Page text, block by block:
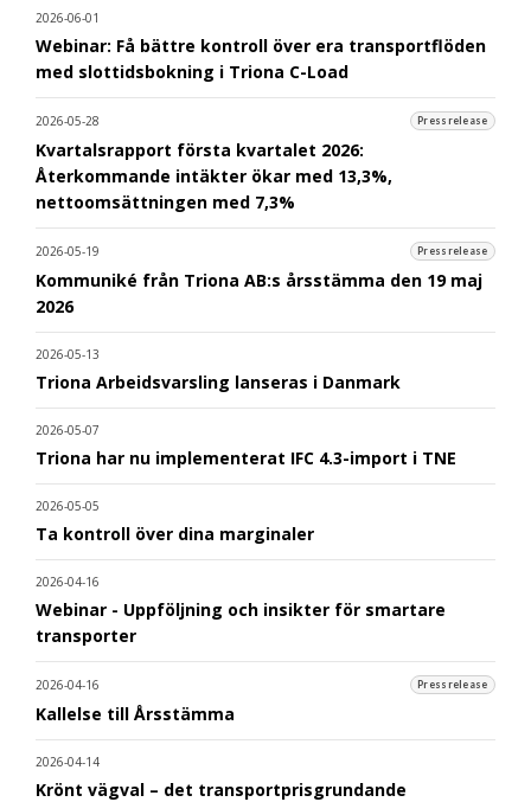
2026-06-01
Webinar: Få bättre kontroll över era transportflöden
med slottidsbokning i Triona C-Load
2026-05-28 Pressrelease
Kvartalsrapport första kvartalet 2026:
Återkommande intäkter ökar med 13,3%,
nettoomsättningen med 7,3%
2026-05-19 Pressrelease
Kommuniké från Triona AB:s årsstämma den 19 maj
2026
2026-05-13
Triona Arbeidsvarsling lanseras i Danmark
2026-05-07
Triona har nu implementerat IFC 4.3-import i TNE
2026-05-05
Ta kontroll över dina marginaler
2026-04-16
Webinar - Uppföljning och insikter för smartare
transporter
2026-04-16 Pressrelease
Kallelse till Årsstämma
2026-04-14
Krönt vägval – det transportprisgrundande